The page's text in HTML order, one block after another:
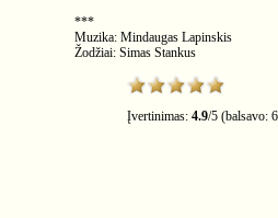
***
Muzika: Mindaugas Lapinskis
Žodžiai: Simas Stankus
Įvertinimas: 4.9/5 (balsavo: